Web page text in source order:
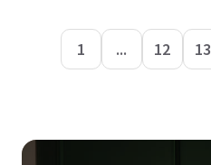
1 ... 12 13